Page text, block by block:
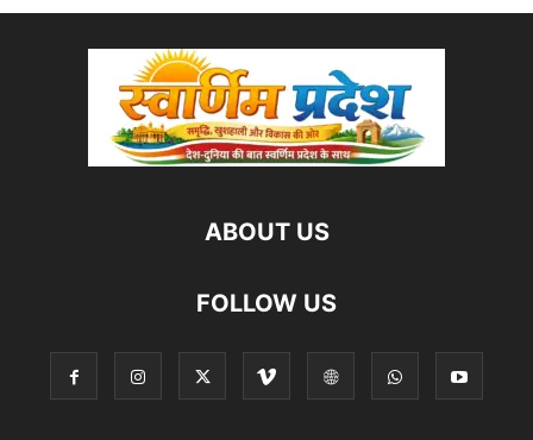
ABOUT US
FOLLOW US